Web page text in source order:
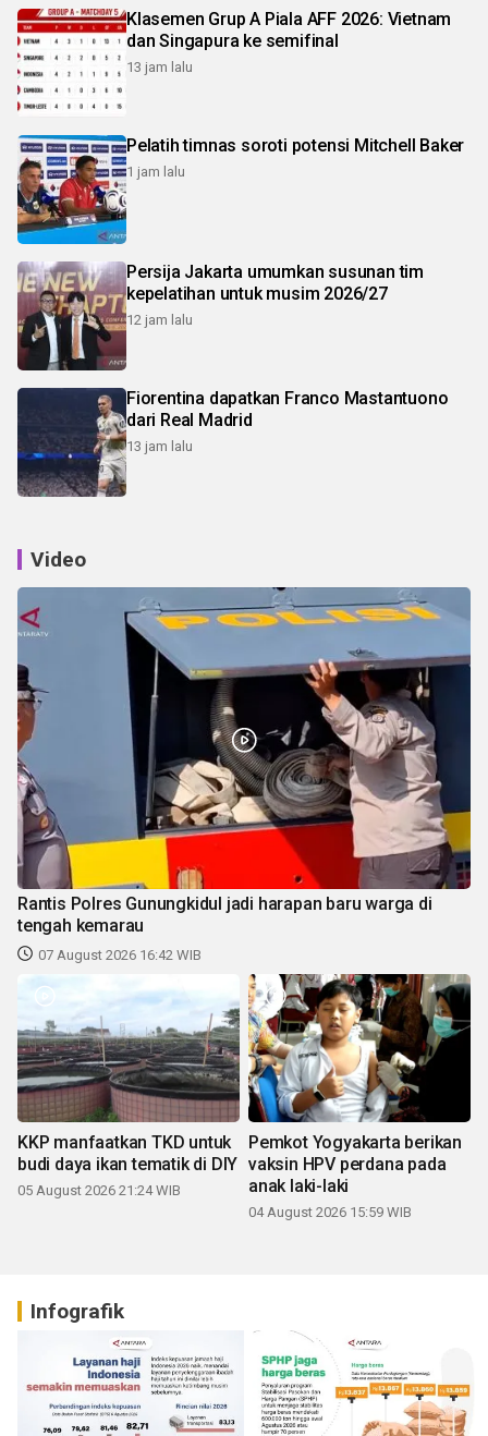
Klasemen Grup A Piala AFF 2026: Vietnam
dan Singapura ke semifinal
13 jam lalu
Pelatih timnas soroti potensi Mitchell Baker
1 jam lalu
Persija Jakarta umumkan susunan tim
kepelatihan untuk musim 2026/27
12 jam lalu
Fiorentina dapatkan Franco Mastantuono
dari Real Madrid
13 jam lalu
Video
Rantis Polres Gunungkidul jadi harapan baru warga di
tengah kemarau
07 August 2026 16:42 WIB
KKP manfaatkan TKD untuk
budi daya ikan tematik di DIY
05 August 2026 21:24 WIB
Pemkot Yogyakarta berikan
vaksin HPV perdana pada
anak laki-laki
04 August 2026 15:59 WIB
Infografik